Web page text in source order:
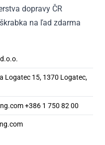
dopravy ČR
na ľad zdarma
Logatec 15, 1370 Logatec,
+386 1 750 82 00